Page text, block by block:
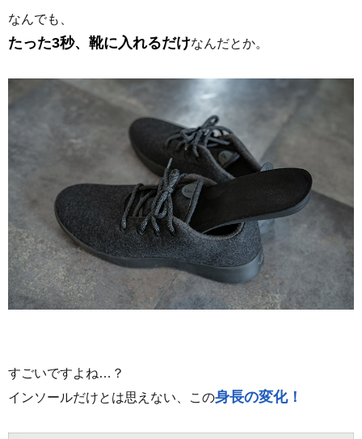
なんでも、
たった3秒、靴に入れるだけなんだとか。
すごいですよね…？
インソールだけとは思えない、この身長の変化！